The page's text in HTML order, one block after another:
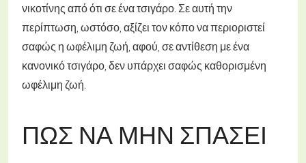
νικοτίνης από ότι σε ένα τσιγάρο. Σε αυτή την
περίπτωση, ωστόσο, αξίζει τον κόπο να περιοριστεί
σαφώς η ωφέλιμη ζωή, αφού, σε αντίθεση με ένα
κανονικό τσιγάρο, δεν υπάρχει σαφώς καθορισμένη
ωφέλιμη ζωή.
ΠΏΣ ΝΑ ΜΗΝ ΣΠΆΣΕΙ